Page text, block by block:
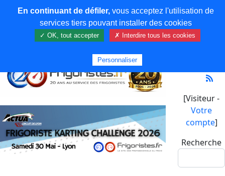
[Visiteur -
Votre
compte]
Recherche
En continuant de défiler,vous acceptez l'utilisation de
services tiers pouvant installer des cookies
✓ OK, tout accepter ✗ Interdire tous les cookies
Personnaliser